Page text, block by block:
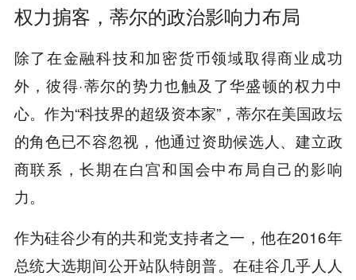
权力掮客，蒂尔的政治影响力布局
除了在金融科技和加密货币领域取得商业成功
外，彼得·蒂尔的势力也触及了华盛顿的权力中
心。作为“科技界的超级资本家”，蒂尔在美国政坛
的角色已不容忽视，他通过资助候选人、建立政
商联系，长期在白宫和国会中布局自己的影响
力。
作为硅谷少有的共和党支持者之一，他在2016年
总统大选期间公开站队特朗普。在硅谷几乎人人